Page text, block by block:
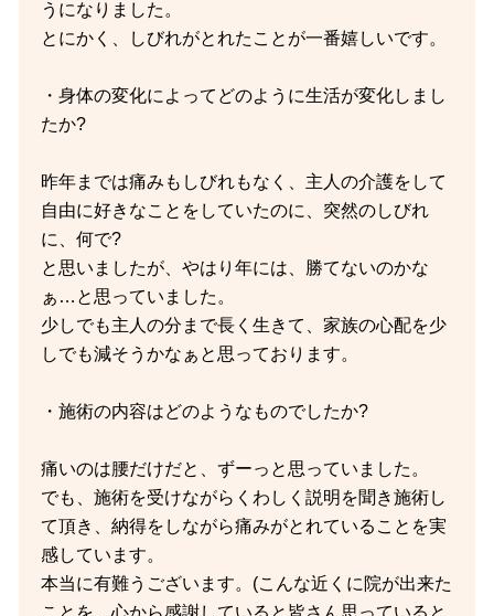
うになりました。
とにかく、しびれがとれたことが一番嬉しいです。
・身体の変化によってどのように生活が変化しまし
たか?
昨年までは痛みもしびれもなく、主人の介護をして
自由に好きなことをしていたのに、突然のしびれ
に、何で?
と思いましたが、やはり年には、勝てないのかな
ぁ…と思っていました。
少しでも主人の分まで長く生きて、家族の心配を少
しでも減そうかなぁと思っております。
・施術の内容はどのようなものでしたか?
痛いのは腰だけだと、ずーっと思っていました。
でも、施術を受けながらくわしく説明を聞き施術し
て頂き、納得をしながら痛みがとれていることを実
感しています。
本当に有難うございます。(こんな近くに院が出来た